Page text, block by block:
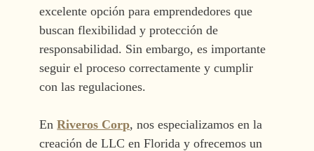
excelente opción para emprendedores que
buscan flexibilidad y protección de
responsabilidad. Sin embargo, es importante
seguir el proceso correctamente y cumplir
con las regulaciones.
EnRiveros Corp, nos especializamos en la
creación de LLC en Florida y ofrecemos un